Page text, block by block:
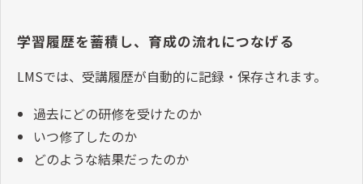
学習履歴を蓄積し、育成の流れにつなげる
LMSでは、受講履歴が自動的に記録・保存されます。
過去にどの研修を受けたのか
いつ修了したのか
どのような結果だったのか